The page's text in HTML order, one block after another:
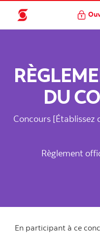
DU
Concours [Établissez
Règlement
En participant à ce